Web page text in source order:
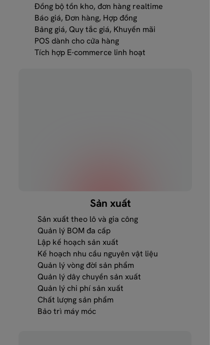
Sản xuất
Sản xuất theo lô và gia công
Quản lý BOM đa cấp
Lập kế hoạch sản xuất
Kế hoạch nhu cầu nguyên vật liệu
Quản lý vòng đời sản phẩm
Quản lý dây chuyền sản xuất
Quản lý chi phí sản xuất
Chất lượng sản phẩm
Bảo trì máy móc
Đồng bộ tồn kho, đơn hàng realtime
Báo giá, Đơn hàng, Hợp đồng
Bảng giá, Quy tắc giá, Khuyến mãi
POS dành cho cửa hàng
Tích hợp E-commerce linh hoạt